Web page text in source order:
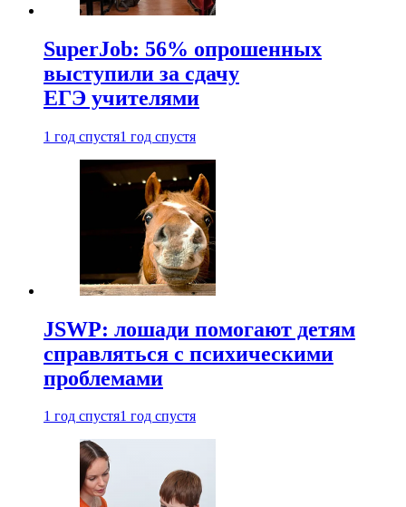
SuperJob: 56% опрошенных
выступили за сдачу
ЕГЭ учителями
1 год спустя1 год спустя
JSWP: лошади помогают детям
справляться с психическими
проблемами
1 год спустя1 год спустя